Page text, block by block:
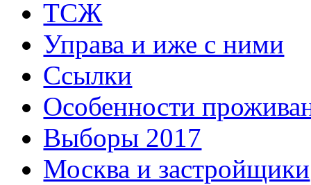
ТСЖ
Управа и иже с ними
Ссылки
Особенности
Выборы 2017
Москва и застройщики